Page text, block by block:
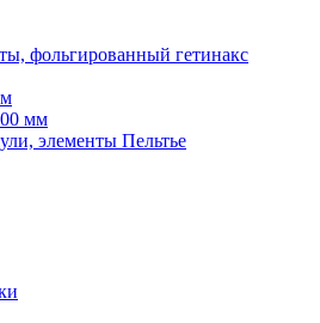
фольгированный гетинакс
мм
элементы Пельтье